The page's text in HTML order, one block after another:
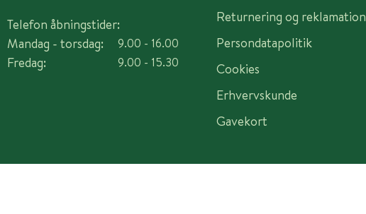
Telefon åbningstider:
Mandag - torsdag:
Fredag:
9.00 - 16.00
9.00 - 15.30
Returnering og reklamation
Persondatapolitik
Cookies
Erhvervskunde
Gavekort